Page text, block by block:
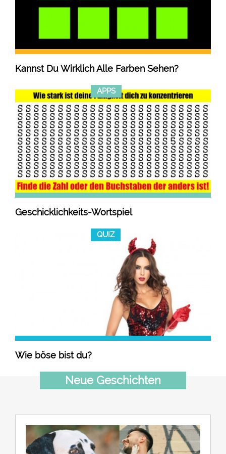
Kannst Du Wirklich Alle Farben Sehen?
APPS
Geschicklichkeits-Wortspiel
QUIZ
Wie böse bist du?
Neue Geschichten